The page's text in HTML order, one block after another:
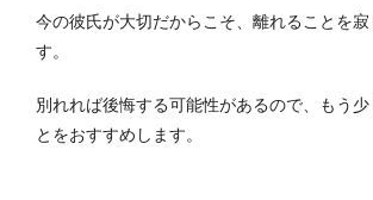
今の彼氏が大切だからこそ、離れることを
す。
別れれば後悔する可能性があるので、もう少
とをおすすめします。